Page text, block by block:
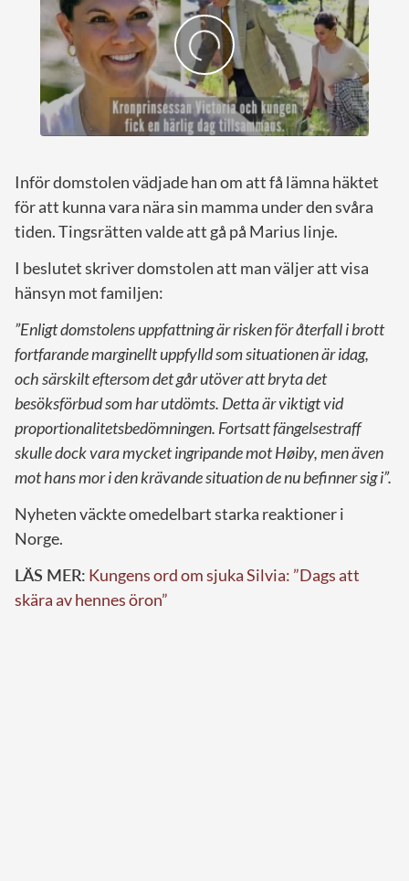
Inför domstolen vädjade han om att få lämna häktet
för att kunna vara nära sin mamma under den svåra
tiden. Tingsrätten valde att gå på Marius linje.
I beslutet skriver domstolen att man väljer att visa
hänsyn mot familjen:
”Enligt domstolens uppfattning är risken för återfall i brott
fortfarande marginellt uppfylld som situationen är idag,
och särskilt eftersom det går utöver att bryta det
besöksförbud som har utdömts. Detta är viktigt vid
proportionalitetsbedömningen. Fortsatt fängelsestraff
skulle dock vara mycket ingripande mot Høiby, men även
mot hans mor i den krävande situation de nu befinner sig i”.
Nyheten väckte omedelbart starka reaktioner i
Norge.
LÄS MER: Kungens ord om sjuka Silvia: ”Dags att
skära av hennes öron”